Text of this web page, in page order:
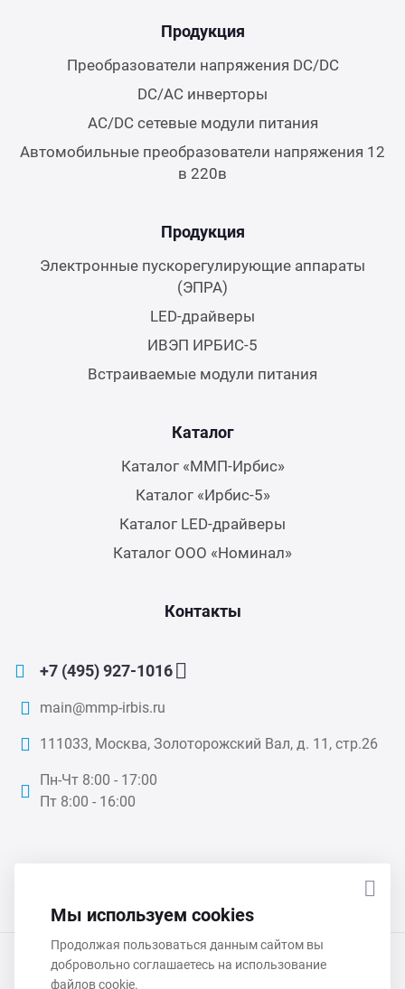
Продукция
Преобразователи напряжения DC/DC
DC/AC инверторы
AC/DC сетевые модули питания
Автомобильные преобразователи напряжения 12
в 220в
Продукция
Электронные пускорегулирующие аппараты
(ЭПРА)
LED-драйверы
ИВЭП ИРБИС-5
Встраиваемые модули питания
Каталог
Каталог «ММП-Ирбис»
Каталог «Ирбис-5»
Каталог LED-драйверы
Каталог ООО «Номинал»
Контакты
+7 (495) 927-1016
main@mmp-irbis.ru
111033, Москва, Золоторожский Вал, д. 11, стр.26
Пн-Чт 8:00 - 17:00
Пт 8:00 - 16:00
ООО «ММП-Ирбис» 2026 © Все права защищены
Мы используем cookies
Продолжая пользоваться данным сайтом вы
добровольно соглашаетесь на использование
файлов cookie.